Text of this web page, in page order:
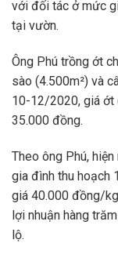
với đối tác ở mức
tại vườn.
Ông Phú trồng ớt
sào (4.500m²) và
10-12/2020, giá ớt
35.000 đồng.
Theo ông Phú,
gia đình thu hoạch
giá 40.000 đồng/
lợi nhuận hàng
lộ.